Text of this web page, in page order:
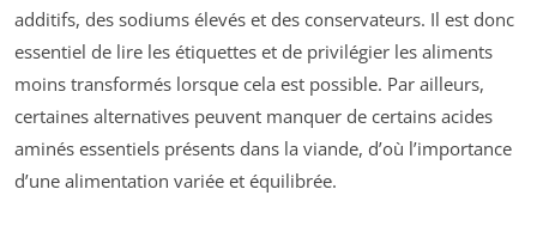
additifs, des sodiums élevés et des conservateurs. Il est donc
essentiel de lire les étiquettes et de privilégier les aliments
moins transformés lorsque cela est possible. Par ailleurs,
certaines alternatives peuvent manquer de certains acides
aminés essentiels présents dans la viande, d’où l’importance
d’une alimentation variée et équilibrée.